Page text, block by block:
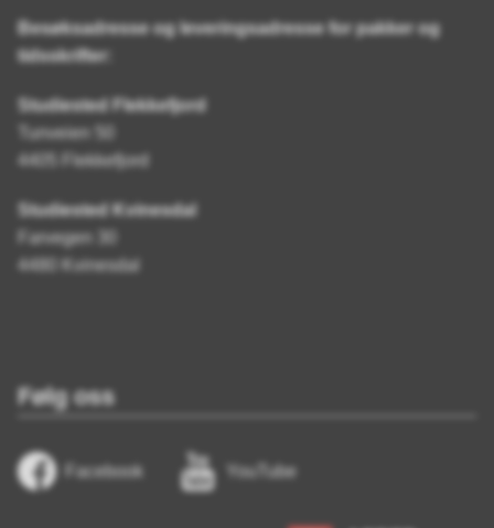
Besøksadresse og leveringsadresse for pakker og
tidsskrifter:
Studiested Flekkefjord
Tunveien 50
4405 Flekkefjord
Studiested Kvinesdal
Farvegen 30
4480 Kvinesdal
Følg oss
Facebook YouTube